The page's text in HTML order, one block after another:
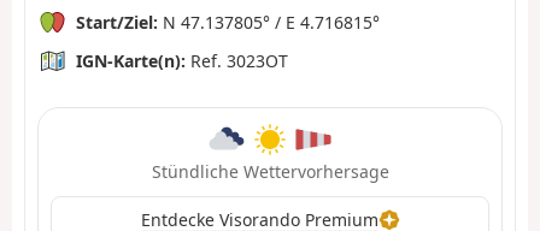
Start/Ziel: N 47.137805° / E 4.716815°
IGN-Karte(n): Ref. 3023OT
Stündliche Wettervorhersage
Entdecke Visorando Premium